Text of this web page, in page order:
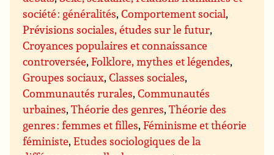
société : généralités,Comportement social,
Prévisions sociales, études sur le futur,
Croyances populaires et connaissance
controversée,Folklore, mythes et légendes,
Groupes sociaux,Classes sociales,
Communautés rurales,Communautés
urbaines,Théorie des genres,Théorie des
genres : femmes et filles,Féminisme et théorie
féministe,Etudes sociologiques de la